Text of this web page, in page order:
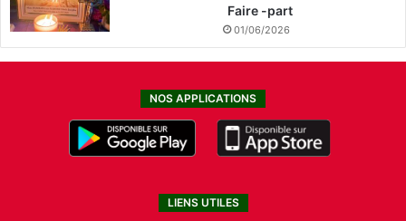
Faire -part
01/06/2026
NOS APPLICATIONS
LIENS UTILES